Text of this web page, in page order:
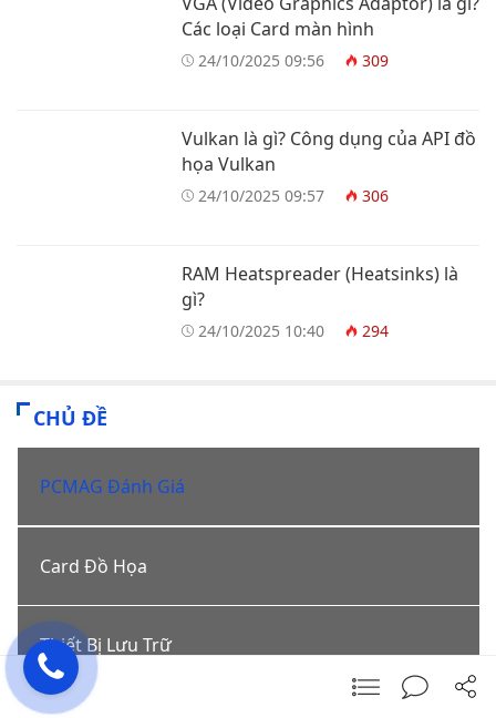
Các loại Card màn hình
24/10/2025 09:56 309
Vulkan là gì? Công dụng của API đồ
họa Vulkan
24/10/2025 09:57 306
RAM Heatspreader (Heatsinks) là
gì?
24/10/2025 10:40 294
CHỦ ĐỀ
PCMAG Đánh Giá
Card Đồ Họa
Thiết Bị Lưu Trữ